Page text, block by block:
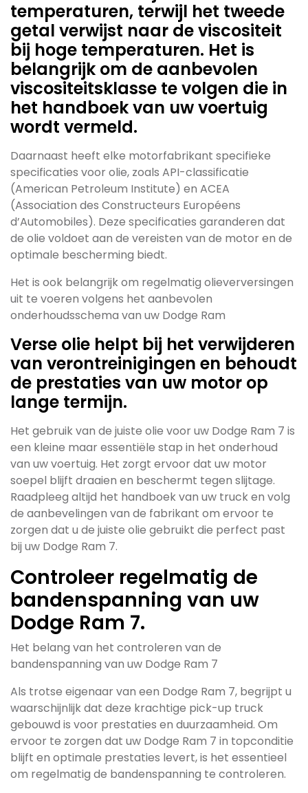
temperaturen, terwijl het tweede
getal verwijst naar de viscositeit
bij hoge temperaturen. Het is
belangrijk om de aanbevolen
viscositeitsklasse te volgen die in
het handboek van uw voertuig
wordt vermeld.
Daarnaast heeft elke motorfabrikant specifieke
specificaties voor olie, zoals API-classificatie
(American Petroleum Institute) en ACEA
(Association des Constructeurs Européens
d’Automobiles). Deze specificaties garanderen dat
de olie voldoet aan de vereisten van de motor en de
optimale bescherming biedt.
Het is ook belangrijk om regelmatig olieverversingen
uit te voeren volgens het aanbevolen
onderhoudsschema van uw Dodge Ram
Verse olie helpt bij het verwijderen
van verontreinigingen en behoudt
de prestaties van uw motor op
lange termijn.
Het gebruik van de juiste olie voor uw Dodge Ram 7 is
een kleine maar essentiële stap in het onderhoud
van uw voertuig. Het zorgt ervoor dat uw motor
soepel blijft draaien en beschermt tegen slijtage.
Raadpleeg altijd het handboek van uw truck en volg
de aanbevelingen van de fabrikant om ervoor te
zorgen dat u de juiste olie gebruikt die perfect past
bij uw Dodge Ram 7.
Controleer regelmatig de
bandenspanning van uw
Dodge Ram 7.
Het belang van het controleren van de
bandenspanning van uw Dodge Ram 7
Als trotse eigenaar van een Dodge Ram 7, begrijpt u
waarschijnlijk dat deze krachtige pick-up truck
gebouwd is voor prestaties en duurzaamheid. Om
ervoor te zorgen dat uw Dodge Ram 7 in topconditie
blijft en optimale prestaties levert, is het essentieel
om regelmatig de bandenspanning te controleren.